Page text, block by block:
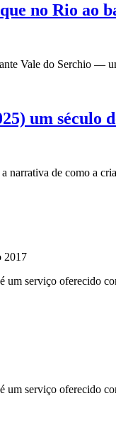
no Rio ao
Vale do Serchio —
um
narrativa de como a
2017
serviço oferecido
serviço oferecido